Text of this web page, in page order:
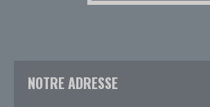
NOTRE ADRESSE